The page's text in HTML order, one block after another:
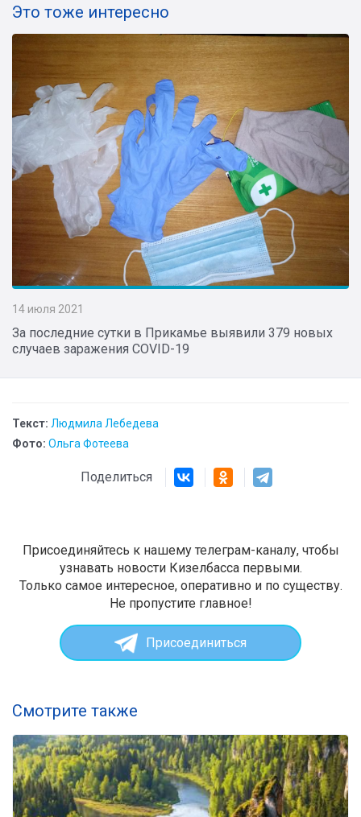
Это тоже интересно
14 июля 2021
За последние сутки в Прикамье выявили 379 новых
случаев заражения COVID-19
Текст: Людмила Лебедева
Фото: Ольга Фотеева
Поделиться
Присоединяйтесь к нашему телеграм-каналу, чтобы
узнавать новости Кизелбасса первыми.
Только самое интересное, оперативно и по существу.
Не пропустите главное!
Присоединиться
Смотрите также